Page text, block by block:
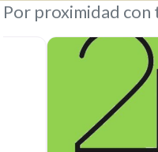
Por proximidad